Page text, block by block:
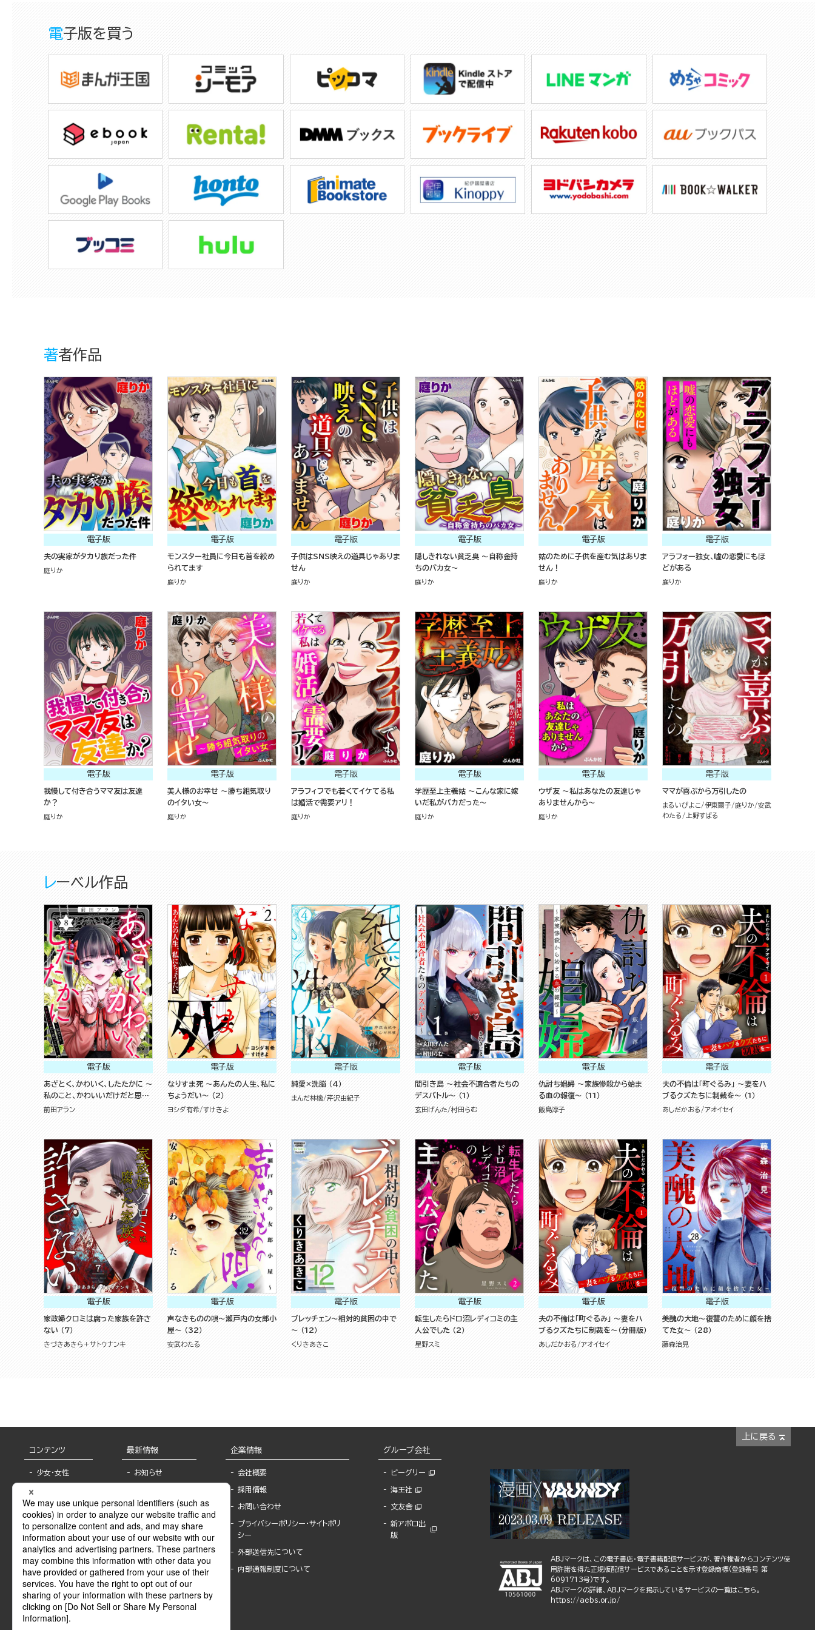
電子版を買う
著者作品
電子版
夫の実家がタカり族だった件
庭りか
電子版
モンスター社員に今日も首を絞め
られてます
庭りか
電子版
子供はSNS映えの道具じゃありま
せん
庭りか
電子版
隠しきれない貧乏臭 ～自称金持
ちのバカ女～
庭りか
電子版
姑のために子供を産む気はありま
せん！
庭りか
電子版
アラフォー独女、嘘の恋愛にもほ
どがある
庭りか
電子版
我慢して付き合うママ友は友達
か？
庭りか
電子版
美人様のお幸せ ～勝ち組気取り
のイタい女～
庭りか
電子版
アラフィフでも若くてイケてる私
は婚活で需要アリ！
庭りか
電子版
学歴至上主義姑 ～こんな家に嫁
いだ私がバカだった～
庭りか
電子版
ウザ友 ～私はあなたの友達じゃ
ありませんから～
庭りか
電子版
ママが喜ぶから万引したの
まるいぴよこ 伊東爾子 庭りか
安武
わたる
上野すばる
レーベル作品
電子版
あざとく、かわいく、したたかに ～
私のこと、かわいいだけだと思っ
てた？～ （8）
前田アラン
電子版
なりすま死 ～あんたの人生、私に
ちょうだい～ （2）
ヨシダ有希 すけきよ
電子版
純愛×洗脳 （4）
まんだ林檎 芹沢由紀子
電子版
間引き島 ～社会不適合者たちの
デスバトル～ （1）
玄田げんた 村田らむ
電子版
仇討ち娼婦 ～家族惨殺から始ま
る血の報復～ （11）
飯島淳子
電子版
夫の不倫は「町ぐるみ」 ～妻をハ
ブるクズたちに制裁を～ （1）
あしだかおる アオイセイ
電子版
家政婦クロミは腐った家族を許さ
ない （7）
きづきあきら＋サトウナンキ
電子版
声なきものの唄～瀬戸内の女郎小
屋～ （32）
安武わたる
電子版
ブレッチェン～相対的貧困の中で
～ （12）
くりきあきこ
電子版
転生したらドロ沼レディコミの主
人公でした （2）
星野スミ
電子版
夫の不倫は「町ぐるみ」 ～妻をハ
ブるクズたちに制裁を～（分冊版）
あしだかおる アオイセイ
電子版
美醜の大地～復讐のために顔を捨
てた女～ （28）
藤森治見
上に戻る
コンテンツ
少女・女性
BL
ライトノベル
青年・一般
グラビア・写真
モーター誌
SPECIAL
Sublicense
最新情報
お知らせ
報
書店様へ
海外ライセンシー
公式SNSアカウ
ント
作家一覧
Keyword list
Author list
企業情報
会社概要
採用情報
お問い合わせ
プライバシーポリシー・サイトポリ
シー
外部送信先について
内部通報制度について
グループ会社
ビーグリー
海王社
文友舎
新アポロ出
版
ABJマークは、この電子書店・電子書籍配信サービスが、著作権者からコンテンツ使
用許諾を得た正規版配信サービスであることを示す登録商標(登録番号 第
6091713号)です。
ABJマークの詳細、ABJマークを掲示しているサービスの一覧はこちら。
https://aebs.or.jp/